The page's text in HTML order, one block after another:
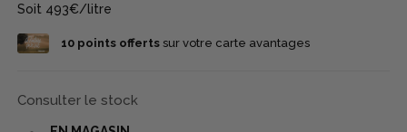
Soit 493€/litre
10points offertssur votre carte avantages
Consulter le stock